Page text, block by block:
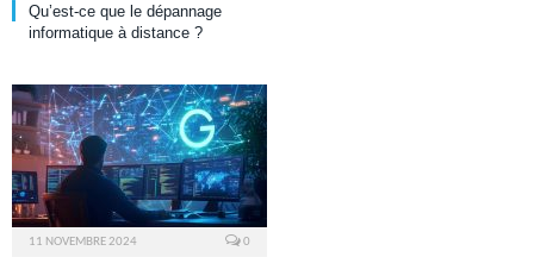
Qu’est-ce que le dépannage
informatique à distance ?
11 NOVEMBRE 2024 0